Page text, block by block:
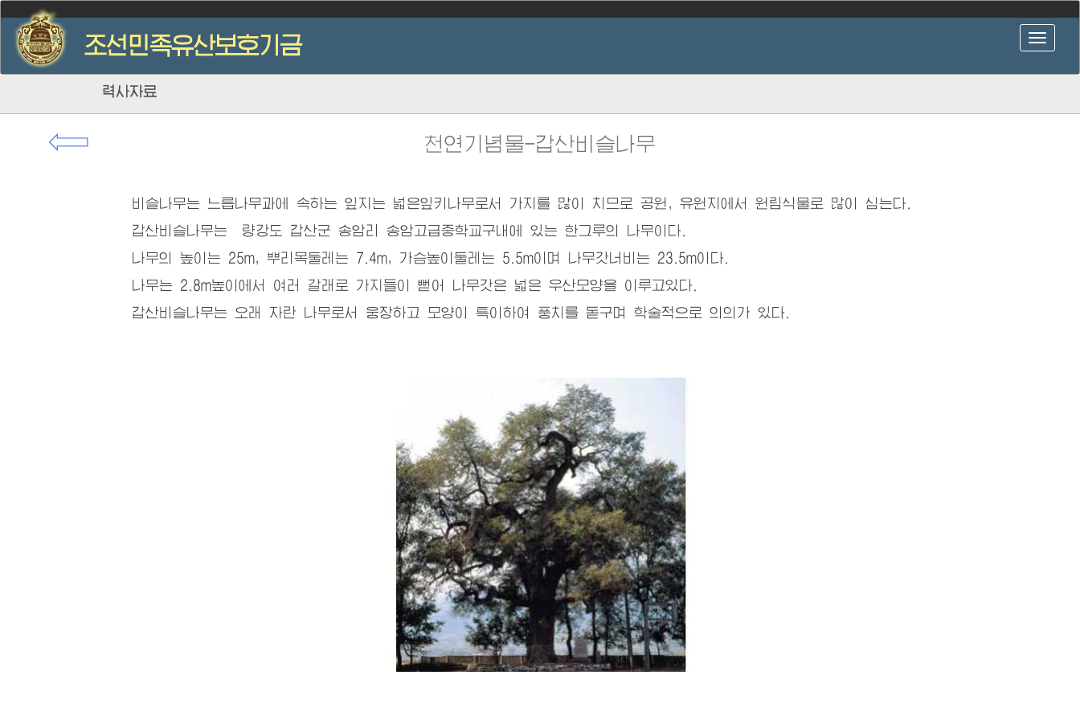
력사자료
⇦ 천연기념물-갑산비슬나무
비슬나무는 느릅나무과에 속하는 잎지는 넓은잎키나무로서 가지를 많이 치므로 공원, 유원지에서 원림식물로 많이 심는다.
갑산비슬나무는 량강도 갑산군 송암리 송암고급중학교구내에 있는 한그루의 나무이다.
나무의 높이는 25m, 뿌리목둘레는 7.4m, 가슴높이둘레는 5.5m이며 나무갓너비는 23.5m이다.
나무는 2.8m높이에서 여러 갈래로 가지들이 뻗어 나무갓은 넓은 우산모양을 이루고있다.
갑산비슬나무는 오래 자란 나무로서 웅장하고 모양이 특이하여 풍치를 돋구며 학술적으로 의의가 있다.